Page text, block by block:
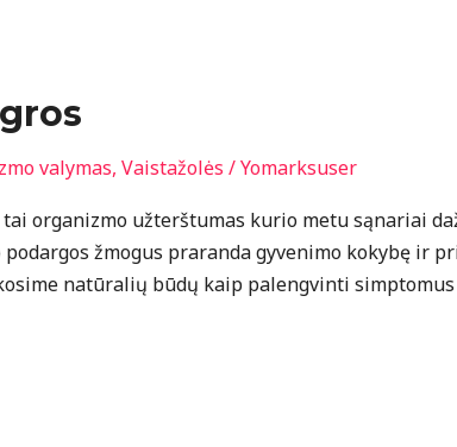
valymas, Vaistažolės /Yomarksuser
tai organizmo užterštumas kurio metu sąnariai
žmogus praranda gyvenimo kokybę ir
natūralių būdų kaip palengvinti